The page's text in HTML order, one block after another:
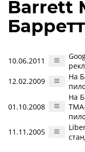
Barrett
10.06.2011
12.02.2009
На
01.10.2008
На
11.11.2005